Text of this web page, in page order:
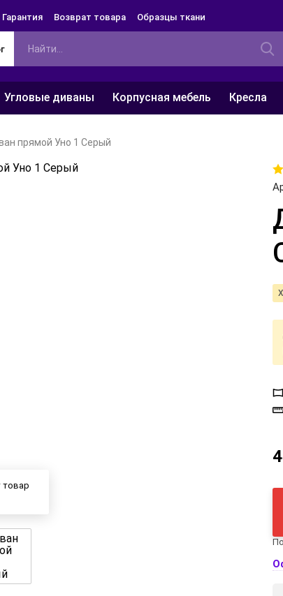
Гарантия Возврат товара Образцы ткани
Угловые диваны Корпусная мебель Кресла
прямой Уно 1 Серый
товар